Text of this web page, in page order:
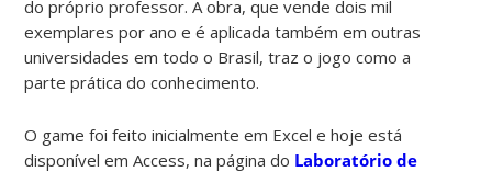
do próprio professor. A obra, que vende dois mil
exemplares por ano e é aplicada também em outras
universidades em todo o Brasil, traz o jogo como a
parte prática do conhecimento.
O game foi feito inicialmente em Excel e hoje está
disponível em Access, na página do Laboratório de